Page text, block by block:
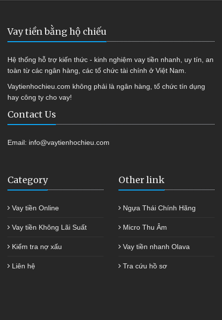
Vay tiền bằng hộ chiếu
Hệ thống hỗ trợ kiến thức - kinh nghiệm vay tiền nhanh, uy tín, an
toàn từ các ngân hàng, các tổ chức tài chính ở Việt Nam.
Vaytienhochieu.com không phải là ngân hàng, tổ chức tín dụng
hay công ty cho vay!
Contact Us
Email: info@vaytienhochieu.com
Category
Vay tiền Online
Vay tiền Không Lãi Suất
Kiểm tra nợ xấu
Liên hệ
Other link
Ngựa Thái Chính Hãng
Micro Thu Âm
Vay tiền nhanh Olava
Tra cứu hồ sơ